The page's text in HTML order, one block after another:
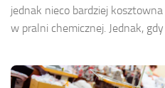
jednak nieco bardziej
w pralni chemicznej. Jednak, gdy